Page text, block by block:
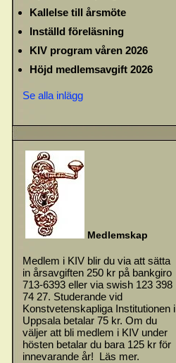
Kallelse till årsmöte
Inställd föreläsning
KIV program våren 2026
Höjd medlemsavgift 2026
Se alla inlägg
Medlemskap
Medlem i KIV blir du via att sätta
in årsavgiften 250 kr på bankgiro
713-6393 eller via swish 123 398
74 27. Studerande vid
Konstvetenskapliga Institutionen i
Uppsala betalar 75 kr. Om du
väljer att bli medlem i KIV under
hösten betalar du bara 125 kr för
innevarande år! Läs mer.